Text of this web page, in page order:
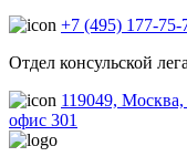
+7 (495) 177-75-
Отдел консульской
119049,
офис 301